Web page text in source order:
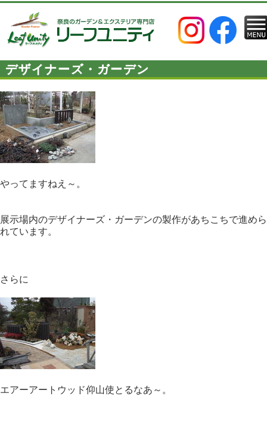
デザイナーズ・ガーデン
やってますねえ～。
展示場内のデザイナーズ・ガーデンの製作があちこちで進めら
れています。
さらに
エアーアートウッド仰山使とるなあ～。